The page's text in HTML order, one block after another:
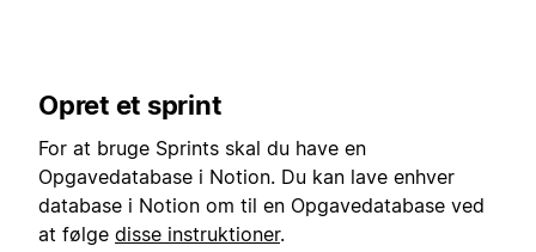
Opret et sprint
For at bruge Sprints skal du have en
Opgavedatabase i Notion. Du kan lave enhver
database i Notion om til en Opgavedatabase ved
at følge disse instruktioner.